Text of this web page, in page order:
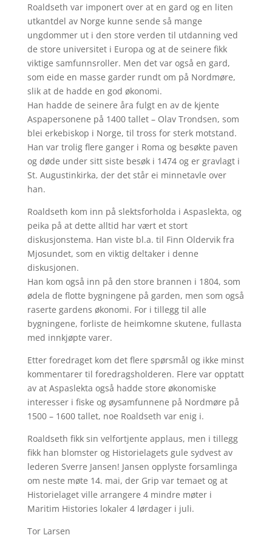
Roaldseth var imponert over at en gard og en liten
utkantdel av Norge kunne sende så mange
ungdommer ut i den store verden til utdanning ved
de store universitet i Europa og at de seinere fikk
viktige samfunnsroller. Men det var også en gard,
som eide en masse garder rundt om på Nordmøre,
slik at de hadde en god økonomi.
Han hadde de seinere åra fulgt en av de kjente
Aspapersonene på 1400 tallet – Olav Trondsen, som
blei erkebiskop i Norge, til tross for sterk motstand.
Han var trolig flere ganger i Roma og besøkte paven
og døde under sitt siste besøk i 1474 og er gravlagt i
St. Augustinkirka, der det står ei minnetavle over
han.
Roaldseth kom inn på slektsforholda i Aspaslekta, og
peika på at dette alltid har vært et stort
diskusjonstema. Han viste bl.a. til Finn Oldervik fra
Mjosundet, som en viktig deltaker i denne
diskusjonen.
Han kom også inn på den store brannen i 1804, som
ødela de flotte bygningene på garden, men som også
raserte gardens økonomi. For i tillegg til alle
bygningene, forliste de heimkomne skutene, fullasta
med innkjøpte varer.
Etter foredraget kom det flere spørsmål og ikke minst
kommentarer til foredragsholderen. Flere var opptatt
av at Aspaslekta også hadde store økonomiske
interesser i fiske og øysamfunnene på Nordmøre på
1500 – 1600 tallet, noe Roaldseth var enig i.
Roaldseth fikk sin velfortjente applaus, men i tillegg
fikk han blomster og Historielagets gule sydvest av
lederen Sverre Jansen! Jansen opplyste forsamlinga
om neste møte 14. mai, der Grip var temaet og at
Historielaget ville arrangere 4 mindre møter i
Maritim Histories lokaler 4 lørdager i juli.
Tor Larsen